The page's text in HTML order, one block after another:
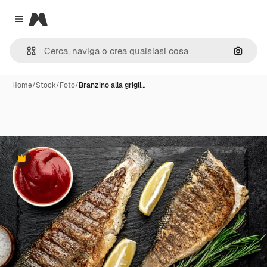
Close menu
Magnific
Cerca
Home/Stock/Foto/Branzino alla grigli…
Premium